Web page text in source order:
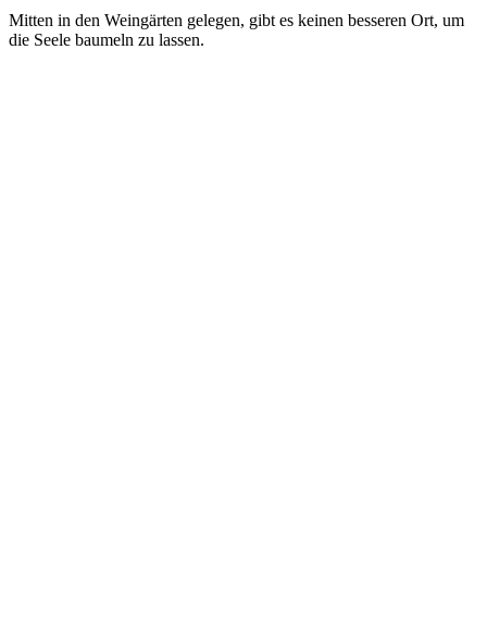
Mitten in den Weingärten gelegen, gibt es keinen besseren Ort, um
die Seele baumeln zu lassen.